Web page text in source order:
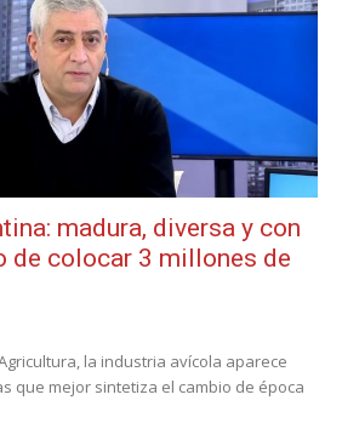
madura, diversa y con
de colocar 3 millones de
la industria avícola aparece
que mejor sintetiza el cambio de época